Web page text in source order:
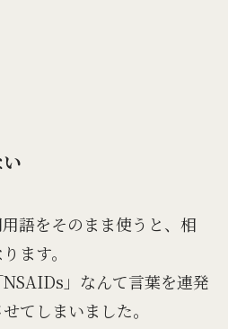
語をそのまま使うと、相
ます。
」なんて言葉を連発
てしまいました。